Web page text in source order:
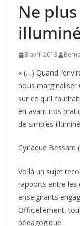
Ne
3 avril 2013
« (…) Quand
nous marginaliser
sur ce qu’il
en avant nos
de simples
Cyriaque Bessard
Voilà un sujet
rapports entre les
enseignants
Officiellement,
pédagogique.